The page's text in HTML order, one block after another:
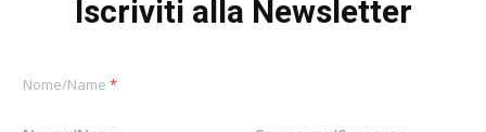
Iscriviti alla Newsletter
Nome/Name *